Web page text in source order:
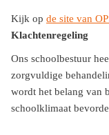
Kijk op de site van
Klachtenregeling
Ons schoolbestuur
zorgvuldige
wordt het belang van
schoolklimaat